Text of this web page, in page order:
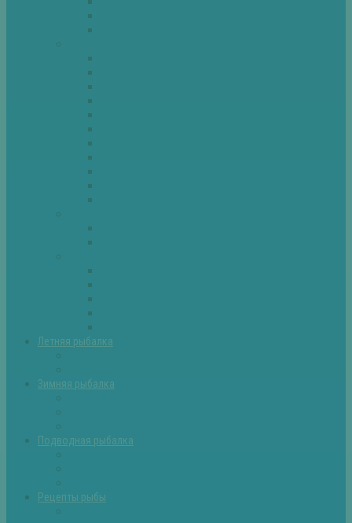
Летняя рыбалка
Зимняя рыбалка
Подводная рыбалка
Рецепты рыбы